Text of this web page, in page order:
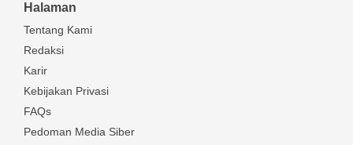
Halaman
Tentang Kami
Redaksi
Karir
Kebijakan Privasi
FAQs
Pedoman Media Siber